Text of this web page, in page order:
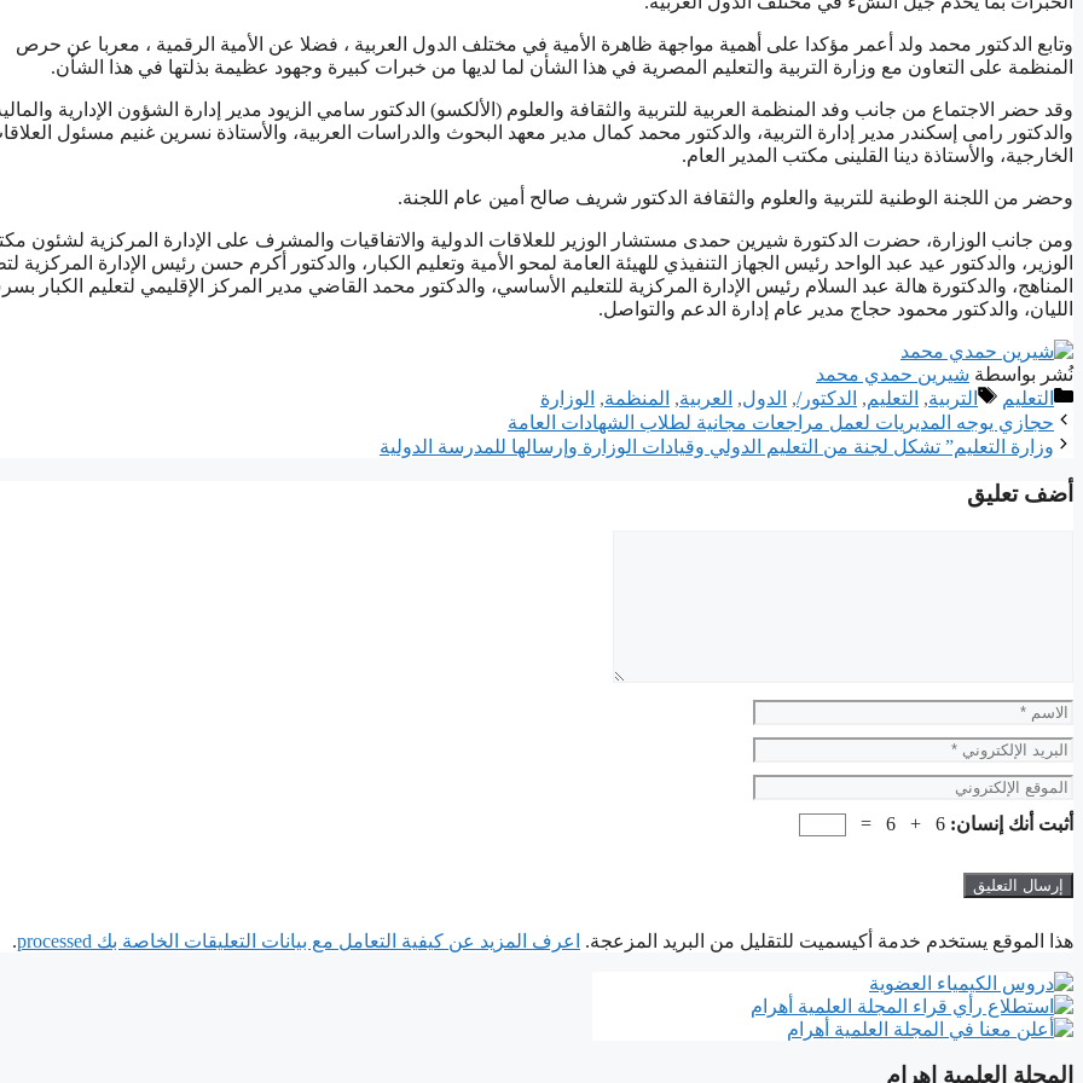
وتابع الدكتور محمد ولد أعمر مؤكدا على أهمية مواجهة ظاهرة الأمية في مختلف الدول العربية ، فضلا عن الأمية الرقمية ، معربا عن حرص
المنظمة على التعاون مع وزارة التربية والتعليم المصرية في هذا الشأن لما لديها من خبرات كبيرة وجهود عظيمة بذلتها في هذا الشأن.
وقد حضر الاجتماع من جانب وفد المنظمة العربية للتربية والثقافة والعلوم (الألكسو) الدكتور سامي الزيود مدير إدارة الشؤون الإدارية
والدكتور رامى إسكندر مدير إدارة التربية، والدكتور محمد كمال مدير معهد البحوث والدراسات العربية، والأستاذة نسرين غنيم مسئول
الخارجية، والأستاذة دينا القلينى مكتب المدير العام.
وحضر من اللجنة الوطنية للتربية والعلوم والثقافة الدكتور شريف صالح أمين عام اللجنة.
ومن جانب الوزارة، حضرت الدكتورة شيرين حمدى مستشار الوزير للعلاقات الدولية والاتفاقيات والمشرف على الإدارة المركزية لشئون
الوزير، والدكتور عيد عبد الواحد رئيس الجهاز التنفيذي للهيئة العامة لمحو الأمية وتعليم الكبار، والدكتور أكرم حسن رئيس الإدارة المركزية
المناهج، والدكتورة هالة عبد السلام رئيس الإدارة المركزية للتعليم الأساسي، والدكتور محمد القاضي مدير المركز الإقليمي لتعليم الكبار
الليان، والدكتور محمود حجاج مدير عام إدارة الدعم والتواصل.
نُشر بواسطة شيرين حمدي محمد
التصنيفات
التعليم الوسوم
التربية, التعليم, الدكتور/, ﺍﻟﺪﻭﻝ, ﺍﻟﻌﺮﺑﻴﺔ, ﺍﻟﻤﻨﻈﻤﺔ, الوزارة
حجازي يوجه المديريات لعمل مراجعات مجانية لطلاب الشهادات العامة
وزارة التعليم” تشكل لجنة من التعليم الدولي وقيادات الوزارة وإرسالها للمدرسة الدولية
أضف تعليق
الاسم
البريد
الإلكتروني
الموقع
الإلكتروني
أثبت أنك إنسان: 6 + 6 =
هذا الموقع يستخدم خدمة أكيسميت للتقليل من البريد المزعجة. اعرف المزيد عن كيفية التعامل مع بيانات التعليقات الخاصة بك processed .
المجلة العلمية اهرام